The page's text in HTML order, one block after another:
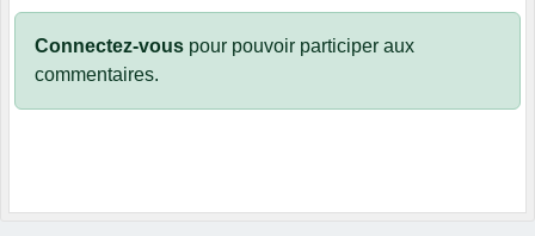
Connectez-vous pour pouvoir participer aux
commentaires.